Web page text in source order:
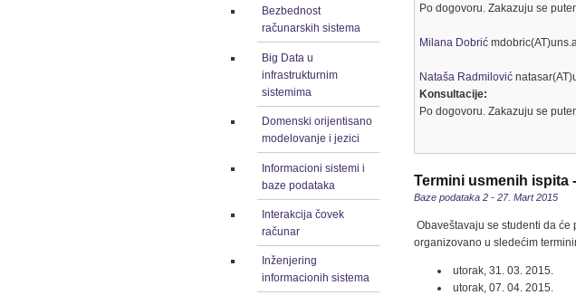
Bezbednost
računarskih sistema
Big Data u
infrastrukturnim
sistemima
Domenski orijentisano
modelovanje i jezici
Informacioni sistemi i
baze podataka
Interakcija čovek
računar
Inženjering
informacionih sistema
Po dogovoru. Zakazuju se
Milana Dobrić
Nataša Radmilović
Konsultacije:
Po dogovoru. Zakazuju se
Termini usmenih ispita
Baze podataka 2 - 27. Mart 2015
Obaveštavaju se studenti da
organizovano u sledećim
utorak, 31. 03. 2015.
utorak, 07. 04. 2015.